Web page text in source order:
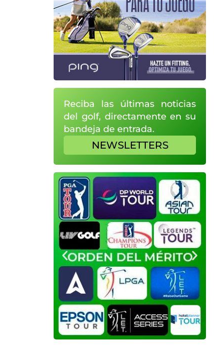
Reciba las últimas noticias
del golf, directamente en su
bandeja de entrada.
NEWSLETTERS